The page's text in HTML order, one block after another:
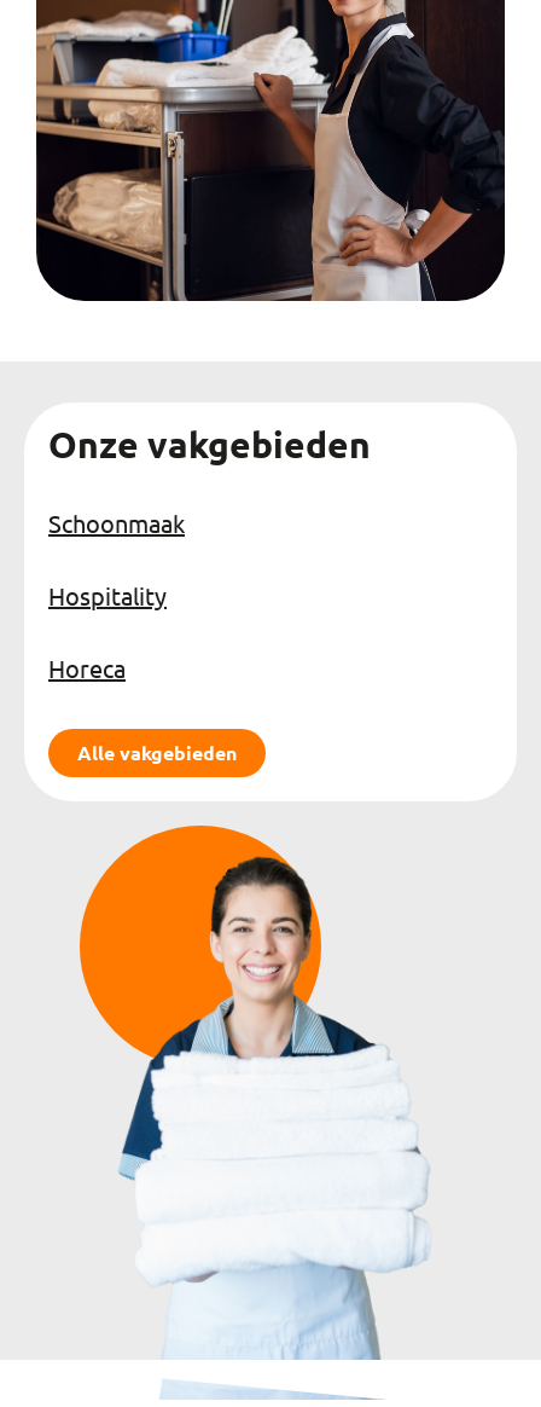
Onze vakgebieden
Schoonmaak
Hospitality
Horeca
Alle vakgebieden